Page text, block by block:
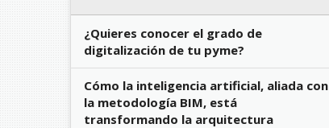
¿Quieres conocer el grado de
digitalización de tu pyme?
Cómo la inteligencia artificial, aliada con
la metodología BIM, está
transformando la arquitectura